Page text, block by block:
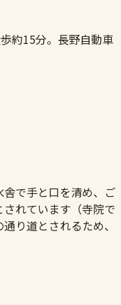
約15分。長野自動車
で手と口を清め、ご
れています（寺院で
り道とされるため、